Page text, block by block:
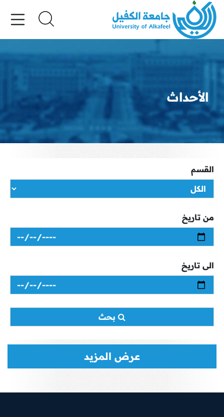
الأحداث
القسم
من تاريخ
الى تاريخ
بحث
عرض المزيد